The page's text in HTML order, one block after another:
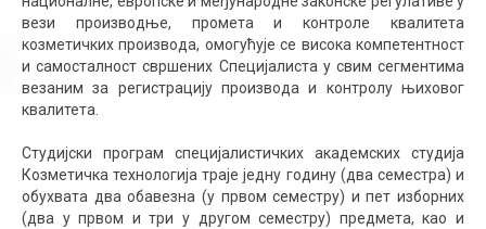
вези производње, промета и контроле квалитета
козметичких производа, омогућује се висока компетентност
и самосталност свршених Специјалиста у свим сегментима
везаним за регистрацију производа и контролу њиховог
квалитета.
Студијски програм специјалистичких академских студија
Козметичка технологија траје једну годину (два семестра) и
обухвата два обавезна (у првом семестру) и пет изборних
(два у првом и три у другом семестру) предмета, као и